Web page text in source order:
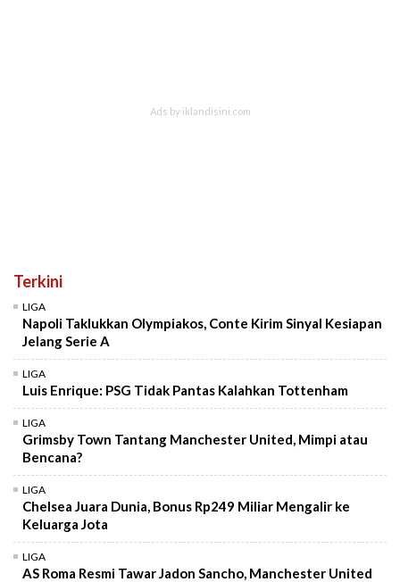
Terkini
LIGA
Napoli Taklukkan Olympiakos, Conte Kirim Sinyal Kesiapan
Jelang Serie A
LIGA
Luis Enrique: PSG Tidak Pantas Kalahkan Tottenham
LIGA
Grimsby Town Tantang Manchester United, Mimpi atau
Bencana?
LIGA
Chelsea Juara Dunia, Bonus Rp249 Miliar Mengalir ke
Keluarga Jota
LIGA
AS Roma Resmi Tawar Jadon Sancho, Manchester United